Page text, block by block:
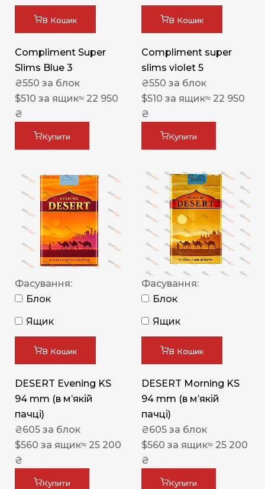
В Кошик
Compliment Super
Slims Blue 3
₴550 за блок
$510 за ящик≈ 22 950
₴
Купити
В Кошик
Compliment super
slims violet 5
₴550 за блок
$510 за ящик≈ 22 950
₴
Купити
Фасування:
Блок
Ящик
В Кошик
DESERT Evening KS
94 mm (в мʼякій
пачці)
₴605 за блок
$560 за ящик≈ 25 200
₴
Купити
Фасування:
Блок
Ящик
В Кошик
DESERT Morning KS
94 mm (в мʼякій
пачці)
₴605 за блок
$560 за ящик≈ 25 200
₴
Купити